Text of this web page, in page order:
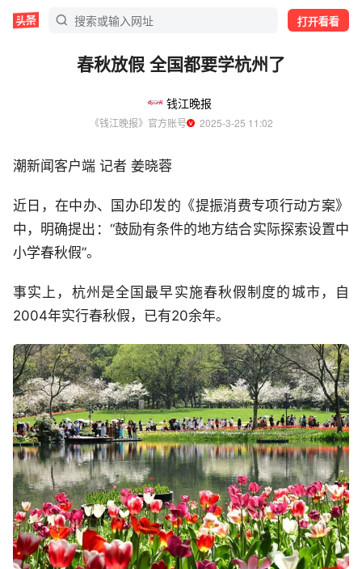
打开看看
春秋放假 全国都要学杭州了
钱江晚报
《钱江晚报》官方账号
  2025-3-25 11:02
潮新闻客户端 记者 姜晓蓉
近日，在中办、国办印发的《提振消费专项行动方案》
中，明确提出：“鼓励有条件的地方结合实际探索设置中
小学春秋假”。
事实上，杭州是全国最早实施春秋假制度的城市，自
2004年实行春秋假，已有20余年。